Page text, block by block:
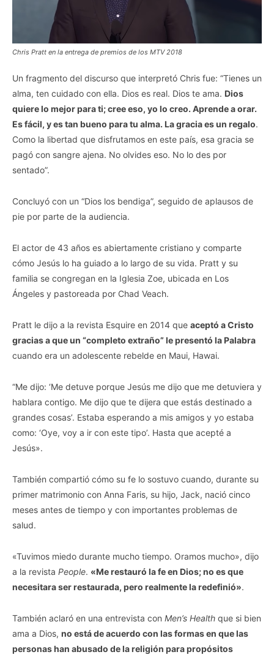
Chris Pratt en la entrega de premios de los MTV 2018
Un fragmento del discurso que interpretó Chris fue: “Tienes un
alma, ten cuidado con ella. Dios es real. Dios te ama. Dios
quiere lo mejor para ti; cree eso, yo lo creo. Aprende a orar.
Es fácil, y es tan bueno para tu alma. La gracia es un regalo.
Como la libertad que disfrutamos en este país, esa gracia se
pagó con sangre ajena. No olvides eso. No lo des por
sentado”.
Concluyó con un “Dios los bendiga”, seguido de aplausos de
pie por parte de la audiencia.
El actor de 43 años es abiertamente cristiano y comparte
cómo Jesús lo ha guiado a lo largo de su vida. Pratt y su
familia se congregan en la Iglesia Zoe, ubicada en Los
Ángeles y pastoreada por Chad Veach.
Pratt le dijo a la revista Esquire en 2014 que aceptó a Cristo
gracias a que un “completo extraño” le presentó la Palabra
cuando era un adolescente rebelde en Maui, Hawai.
“Me dijo: ‘Me detuve porque Jesús me dijo que me detuviera y
hablara contigo. Me dijo que te dijera que estás destinado a
grandes cosas’. Estaba esperando a mis amigos y yo estaba
como: ‘Oye, voy a ir con este tipo’. Hasta que acepté a
Jesús».
También compartió cómo su fe lo sostuvo cuando, durante su
primer matrimonio con Anna Faris, su hijo, Jack, nació cinco
meses antes de tiempo y con importantes problemas de
salud.
«Tuvimos miedo durante mucho tiempo. Oramos mucho», dijo
a la revista People. «Me restauró la fe en Dios; no es que
necesitara ser restaurada, pero realmente la redefinió».
También aclaró en una entrevista con Men’s Health que si bien
ama a Dios, no está de acuerdo con las formas en que las
personas han abusado de la religión para propósitos